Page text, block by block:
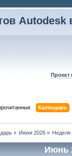
Autodesk
Проект
Календарь
» Июня 2026» Неделя
Июнь